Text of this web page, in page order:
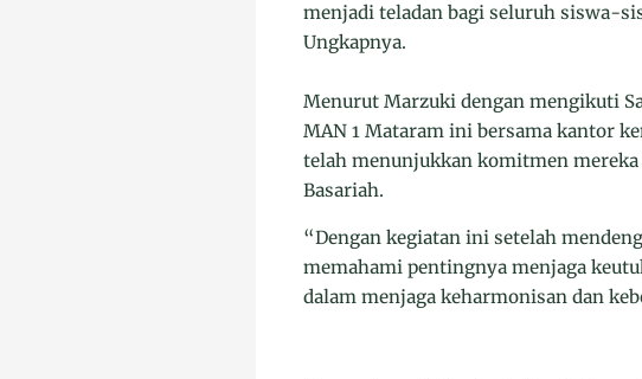
menjadi teladan bagi seluruh siswa-
Ungkapnya.
Menurut Marzuki dengan mengikuti
MAN 1 Mataram ini bersama kantor
telah menunjukkan komitmen
Basariah.
“Dengan kegiatan ini setelah
memahami pentingnya menjaga
dalam menjaga keharmonisan dan